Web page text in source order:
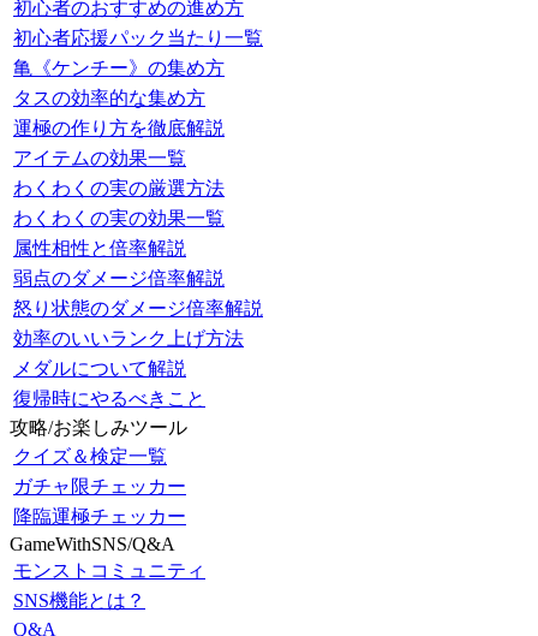
初心者のおすすめの進め方
初心者応援パック当たり一覧
亀《ケンチー》の集め方
タスの効率的な集め方
運極の作り方を徹底解説
アイテムの効果一覧
わくわくの実の厳選方法
わくわくの実の効果一覧
属性相性と倍率解説
弱点のダメージ倍率解説
怒り状態のダメージ倍率解説
効率のいいランク上げ方法
メダルについて解説
復帰時にやるべきこと
攻略/お楽しみツール
クイズ＆検定一覧
ガチャ限チェッカー
降臨運極チェッカー
GameWithSNS/Q&A
モンストコミュニティ
SNS機能とは？
Q&A